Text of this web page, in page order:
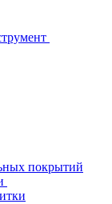
покрытий